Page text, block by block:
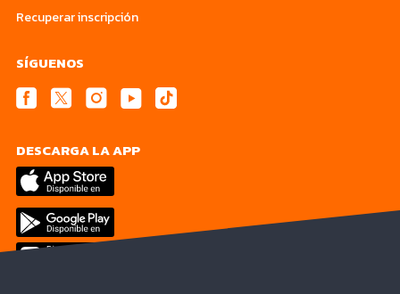
Recuperar inscripción
SÍGUENOS
DESCARGA LA APP